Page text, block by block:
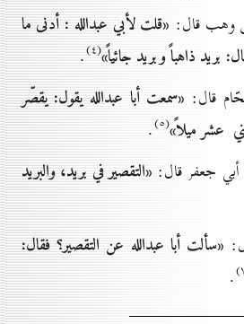
«قلت لأبي عبدالله: أدنى ما
بريد ذاهباً وبريد جائياً»(٤) .
«سمعت أبا عبدالله يقول: يقصّر
عشر ميلاً»(٥) .
«التقصير في بريد، والبريد
«سألت أبا عبدالله عن التقصير؟ فقال:
.